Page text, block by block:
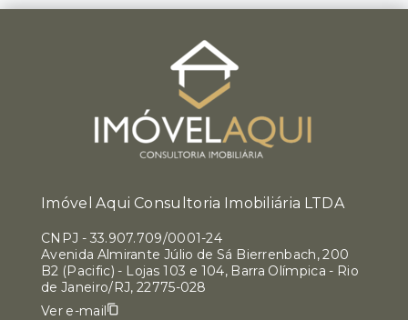
Imóvel Aqui Consultoria Imobiliária LTDA
CNPJ - 33.907.709/0001-24
Avenida Almirante Júlio de Sá Bierrenbach, 200
B2 (Pacific) - Lojas 103 e 104, Barra Olímpica - Rio
de Janeiro/RJ, 22775-028
Ver e-mail